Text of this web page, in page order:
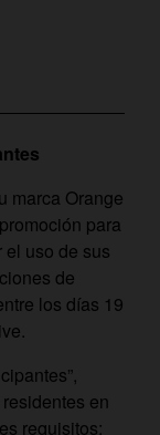
marca Orange
para
uso de sus
de
los días 19
en
requisitos: